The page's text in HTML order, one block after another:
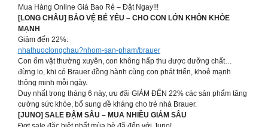
Mua Hàng Online Giá Bao Rẻ – Đặt Ngay!!!
[LONG CHÂU] BẢO VỆ BÉ YÊU – CHO CON LỚN KHÔN KHỎE
MẠNH
Giảm đến 22%:
nhathuoclongchau?nhom-san-pham/brauer
Con ốm vặt thường xuyên, con không hấp thu được dưỡng chất…
đừng lo, khi có Brauer đồng hành cùng con phát triển, khoẻ mạnh
thông minh mỗi ngày.
Duy nhất trong tháng 6 này, ưu đãi GIẢM ĐẾN 22% các sản phẩm tăng
cường sức khỏe, bổ sung đề kháng cho trẻ nhà Brauer.
[JUNO] SALE ĐẬM SÂU – MUA NHIỀU GIẢM SÂU